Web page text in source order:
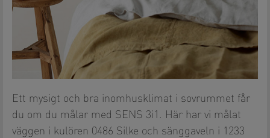
Ett mysigt och bra inomhusklimat i sovrummet får
du om du målar med SENS 3i1. Här har vi målat
väggen i kulören 0486 Silke och sänggaveln i 1233